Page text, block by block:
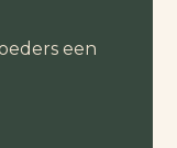
een